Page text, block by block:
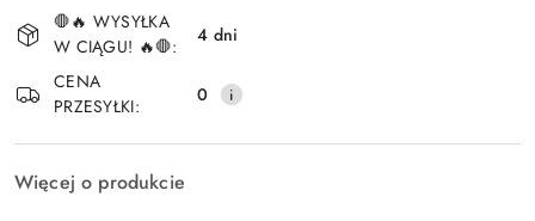
i
dostawa
🛑🔥 WYSYŁKA
W CIĄGU! 🔥🛑:
4 dni
CENA
PRZESYŁKI:
0
Więcej o produkcie